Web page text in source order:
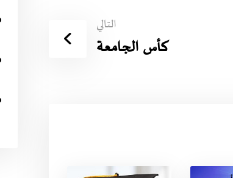
التالي
كأس الجامعة